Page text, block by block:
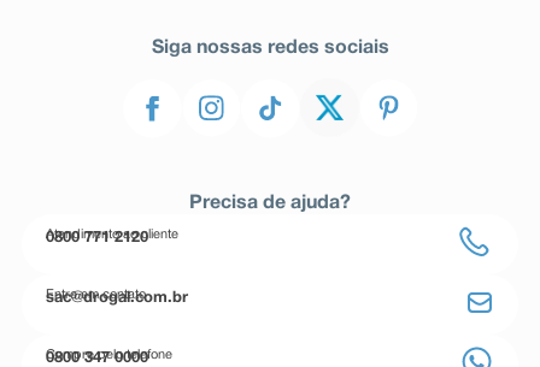
Siga nossas redes sociais
Precisa de ajuda?
Atendimento ao cliente
0800 771 2120
Entre em contato
sac@drogal.com.br
Compre pelo telefone
0800 347 0000